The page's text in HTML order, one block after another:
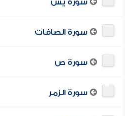
سورة يس
سورة الصافات
سورة ص
سورة الزمر